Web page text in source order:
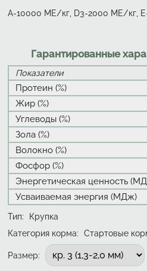
А-10000 МЕ/кг, D3-2000 МЕ/кг,
Гарантированные
Показатели
Протеин (%)
Жир (%)
Углеводы (%)
Зола (%)
Волокно (%)
Фосфор (%)
Энергетическая ценность
Усваиваемая энергия (МДж)
Тип:
Крупка
Категория корма: Стартовые
Подобрать вариант
Размер: